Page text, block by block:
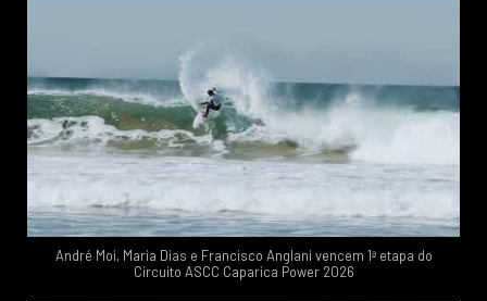
André Moi, Maria Dias e Francisco Anglani vencem 1ª etapa do
Circuito ASCC Caparica Power 2026